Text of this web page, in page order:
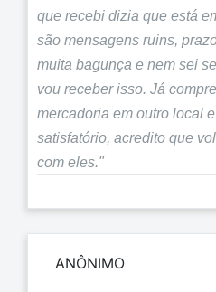
que recebi dizia que está
são mensagens ruins,
muita bagunça e nem sei
vou receber isso. Já
mercadoria em outro local
satisfatório, acredito que
com eles."
ANÔNIMO